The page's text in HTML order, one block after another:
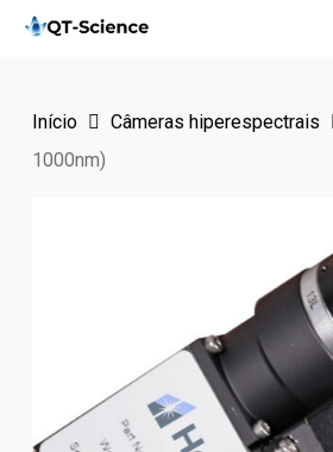
Skip
content
Início Câmeras hiperespectrais
1000nm)